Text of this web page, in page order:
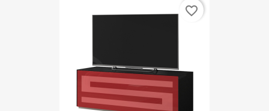
favorite_border